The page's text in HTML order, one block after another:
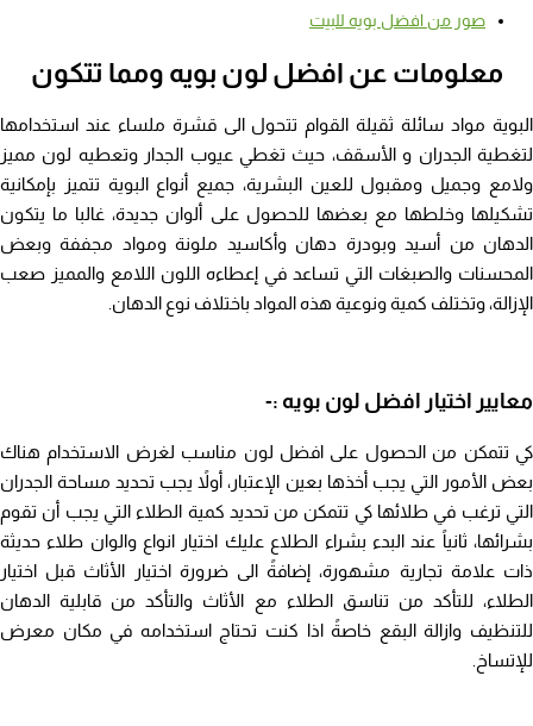
صور من افضل بويه للبيت
معلومات عن افضل لون بويه ومما تتكون
البوية مواد سائلة ثقيلة القوام تتحول الى قشرة ملساء عند استخدامها
لتغطية الجدران و الأسقف، حيث تغطي عيوب الجدار وتعطيه لون مميز
ولامع وجميل ومقبول للعين البشرية، جميع أنواع البوية تتميز بإمكانية
تشكيلها وخلطها مع بعضها للحصول على ألوان جديدة، غالبا ما يتكون
الدهان من أسيد وبودرة دهان وأكاسيد ملونة ومواد مجففة وبعض
المحسنات والصبغات التي تساعد في إعطاءه اللون اللامع والمميز صعب
الإزالة، وتختلف كمية ونوعية هذه المواد باختلاف نوع الدهان.
معايير اختيار افضل لون بويه :-
كي تتمكن من الحصول على افضل لون مناسب لغرض الاستخدام هناك
بعض الأمور التي يجب أخذها بعين الإعتبار، أولاً يجب تحديد مساحة الجدران
التي ترغب في طلائها كي تتمكن من تحديد كمية الطلاء التي يجب أن تقوم
بشرائها، ثانياً عند البدء بشراء الطلاع عليك اختيار انواع والوان طلاء حديثة
ذات علامة تجارية مشهورة، إضافةً الى ضرورة اختيار الأثاث قبل اختيار
الطلاء، للتأكد من تناسق الطلاء مع الأثاث والتأكد من قابلية الدهان
للتنظيف وازالة البقع خاصةً اذا كنت تحتاج استخدامه في مكان معرض
للإتساخ.